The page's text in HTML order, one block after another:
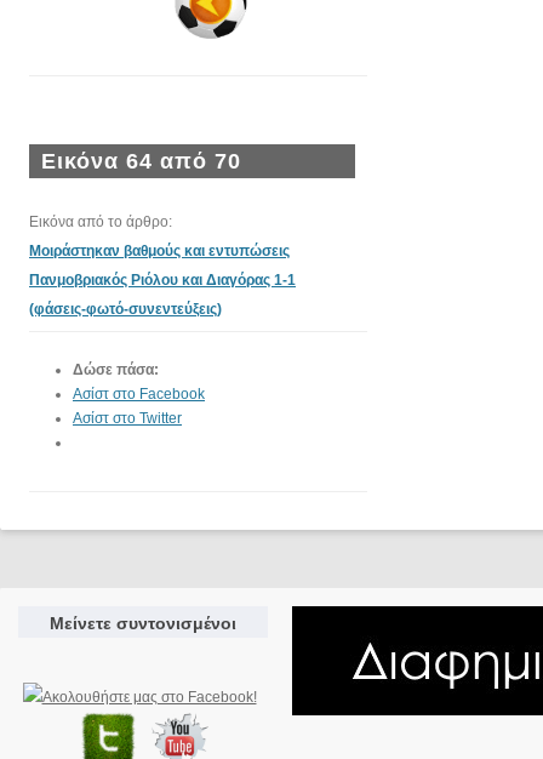
Εικόνα 64 από 70
Εικόνα από το άρθρο:
Μοιράστηκαν βαθμούς και εντυπώσεις
Πανμοβριακός Ριόλου και Διαγόρας 1-1
(φάσεις-φωτό-συνεντεύξεις)
Δώσε πάσα:
Ασίστ στο Facebook
Ασίστ στο Twitter
Μείνετε συντονισμένοι